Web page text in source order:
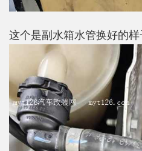
这个是副水箱水管换好的